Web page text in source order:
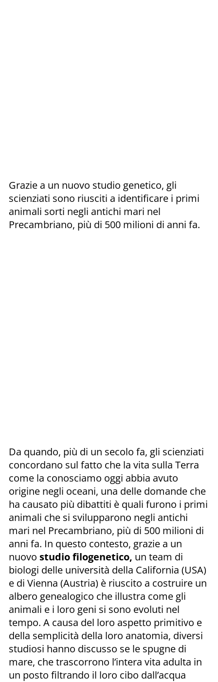
Grazie a un nuovo studio genetico, gli
scienziati sono riusciti a identificare i primi
animali sorti negli antichi mari nel
Precambriano, più di 500 milioni di anni fa.
Da quando, più di un secolo fa, gli scienziati
concordano sul fatto che la vita sulla Terra
come la conosciamo oggi abbia avuto
origine negli oceani, una delle domande che
ha causato più dibattiti è quali furono i primi
animali che si svilupparono negli antichi
mari nel Precambriano, più di 500 milioni di
anni fa. In questo contesto, grazie a un
nuovo studio filogenetico, un team di
biologi delle università della California (USA)
e di Vienna (Austria) è riuscito a costruire un
albero genealogico che illustra come gli
animali e i loro geni si sono evoluti nel
tempo. A causa del loro aspetto primitivo e
della semplicità della loro anatomia, diversi
studiosi hanno discusso se le spugne di
mare, che trascorrono l’intera vita adulta in
un posto filtrando il loro cibo dall’acqua